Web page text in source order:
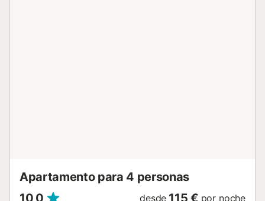
Apartamento para 4 personas
10,0
desde 115 € por noche